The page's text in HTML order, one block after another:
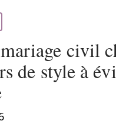
civil
de style à